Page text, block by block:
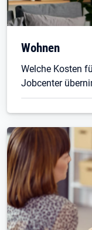
Wohnen
Welche Kosten
Jobcenter